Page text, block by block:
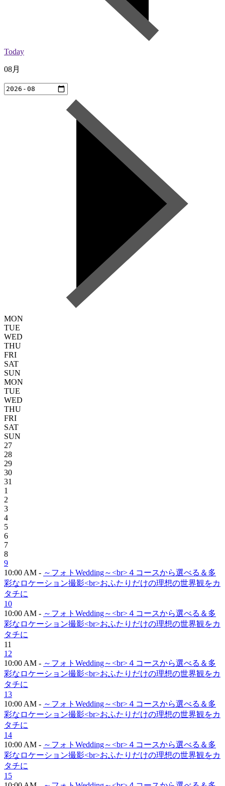
Today
08月
MON
TUE
WED
THU
FRI
SAT
SUN
MON
TUE
WED
THU
FRI
SAT
SUN
27
28
29
30
31
1
2
3
4
5
6
7
8
9
10:00 AM - ～フォトWedding～<br>４コースから選べる＆多
彩なロケーション撮影<br>おふたりだけの理想の世界観をカ
タチに
10
10:00 AM - ～フォトWedding～<br>４コースから選べる＆多
彩なロケーション撮影<br>おふたりだけの理想の世界観をカ
タチに
11
12
10:00 AM - ～フォトWedding～<br>４コースから選べる＆多
彩なロケーション撮影<br>おふたりだけの理想の世界観をカ
タチに
13
10:00 AM - ～フォトWedding～<br>４コースから選べる＆多
彩なロケーション撮影<br>おふたりだけの理想の世界観をカ
タチに
14
10:00 AM - ～フォトWedding～<br>４コースから選べる＆多
彩なロケーション撮影<br>おふたりだけの理想の世界観をカ
タチに
15